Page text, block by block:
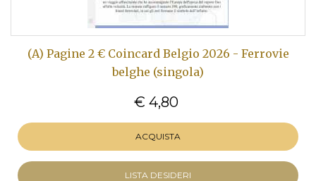
(A) Pagine 2 € Coincard Belgio 2026 - Ferrovie
belghe (singola)
€ 4,80
ACQUISTA
LISTA DESIDERI